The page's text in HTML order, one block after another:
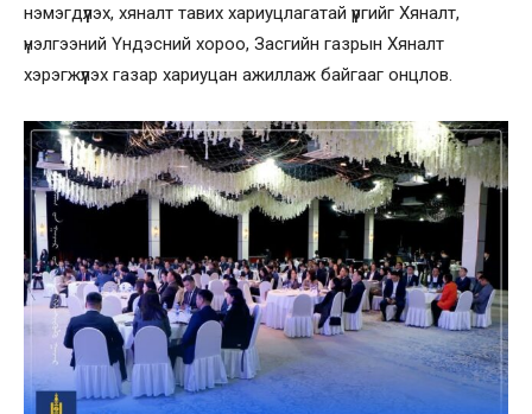
нэмэгдүүлэх, хяналт тавих хариуцлагатай үүргийг Хяналт,
үнэлгээний Үндэсний хороо, Засгийн газрын Хяналт
хэрэгжүүлэх газар хариуцан ажиллаж байгааг онцлов.